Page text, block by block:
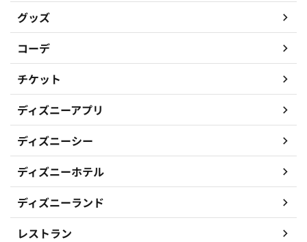
グッズ
コーデ
チケット
ディズニーアプリ
ディズニーシー
ディズニーホテル
ディズニーランド
レストラン